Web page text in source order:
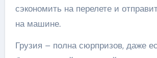
сэкономить на перелете и
на машине.
Грузия – полна сюрпризов, даже